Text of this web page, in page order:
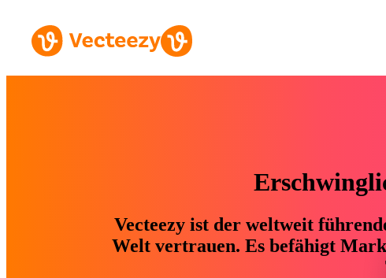
Vecteezy ist der weltweit
Welt vertrauen. Es befähigt